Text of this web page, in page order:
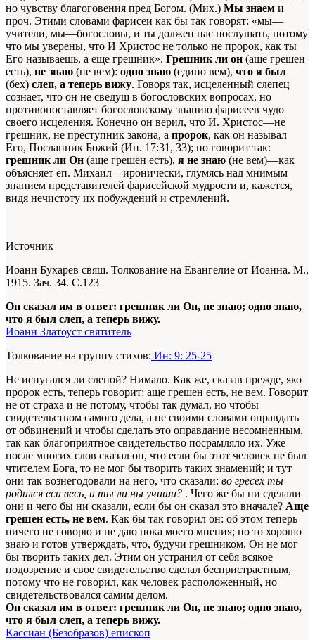
но чувству благоговения пред Богом. (Мих.) Мы знаем и
проч. Этими словами фарисеи как бы так говорят: «мы—
учители, мы—богословы, и ты должен нас послушать, потому
что мы уверены, что И Христос не только не пророк, как ты
Его называешь, а еще грешник». Грешник ли он (аще грешен
есть), не знаю (не вем): одно знаю (едино вем), что я был
(бех) слеп, а теперь вижу. Говоря так, исцеленный слепец
сознает, что он не сведущ в богословских вопросах, но
противопоставляет богословскому знанию фарисеев чудо
своего исцеления. Конечно он верил, что И. Христос—не
грешник, не преступник закона, а пророк, как он называл
Его, Посланник Божий (Ин. 17:31, 33); но говорит так:
грешник ли Он (аще грешен есть), я не знаю (не вем)—как
объясняет еп. Михаил—иронически, глумясь над мнимым
знанием представителей фарисейской мудрости и, кажется,
видя нечистоту их побуждений и стремлений.
Источник
Иоанн Бухарев свящ. Толкование на Евангелие от Иоанна. М.,
1915. Зач. 34. С.123
Он сказал им в ответ: грешник ли Он, не знаю; одно знаю,
что я был слеп, а теперь вижу.
Иоанн Златоуст святитель
Толкование на группу стихов: Ин: 9: 25-25
Не испугался ли слепой? Нимало. Как же, сказав прежде, яко
пророк есть, теперь говорит: аще грешен есть, не вем. Говорит
не от страха и не потому, чтобы так думал, но чтобы
свидетельством самого дела, а не своими словами оправдать
от обвинений и чтобы сделать это оправдание несомненным,
так как благоприятное свидетельство посрамляло их. Уже
после многих слов сказал он, что если бы этот человек не был
чтителем Бога, то не мог бы творить таких знамений; и тут
они так вознегодовали на него, что сказали: во гресех ты
родился еси весь, и ты ли ны учиши? . Чего же бы ни сделали
они и чего бы ни сказали, если бы он сказал это вначале? Аще
грешен есть, не вем. Как бы так говорил он: об этом теперь
ничего не говорю и не даю пока моего мнения; но то хорошо
знаю и готов утверждать, что, будучи грешником, Он не мог
бы творить таких дел. Этим он устранил от себя всякое
подозрение и свое свидетельство сделал беспристрастным,
потому что не говорил, как человек расположенный, но
свидетельствовался самим делом.
Он сказал им в ответ: грешник ли Он, не знаю; одно знаю,
что я был слеп, а теперь вижу.
Кассиан (Безобразов) епископ